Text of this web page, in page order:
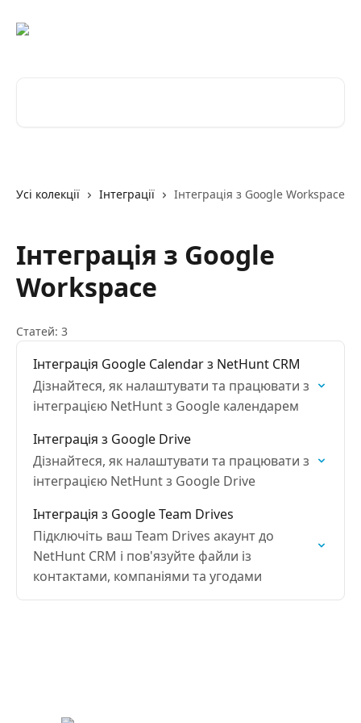
Усі колекції Інтеграції Інтеграція з Google Workspace
Інтеграція з Google
Workspace
Статей: 3
Інтеграція Google Calendar з NetHunt CRM
Дізнайтеся, як налаштувати та працювати з
інтеграцією NetHunt з Google календарем
Інтеграція з Google Drive
Дізнайтеся, як налаштувати та працювати з
інтеграцією NetHunt з Google Drive
Інтеграція з Google Team Drives
Підключіть ваш Team Drives акаунт до
NetHunt CRM і пов'язуйте файли із
контактами, компаніями та угодами